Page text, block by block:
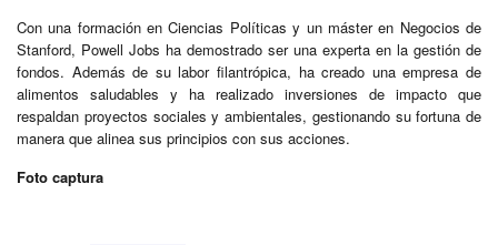
Con una formación en Ciencias Políticas y un máster en Negocios de
Stanford, Powell Jobs ha demostrado ser una experta en la gestión de
fondos. Además de su labor filantrópica, ha creado una empresa de
alimentos saludables y ha realizado inversiones de impacto que
respaldan proyectos sociales y ambientales, gestionando su fortuna de
manera que alinea sus principios con sus acciones.
Foto captura